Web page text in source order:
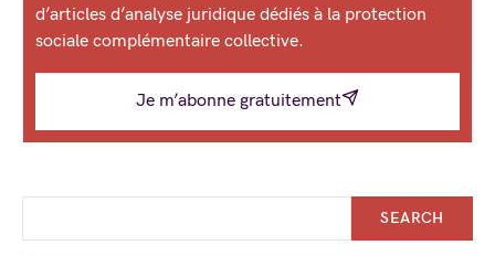
d’articles d’analyse juridique dédiés à la protection
sociale complémentaire collective.
Je m’abonne gratuitement
SEARCH